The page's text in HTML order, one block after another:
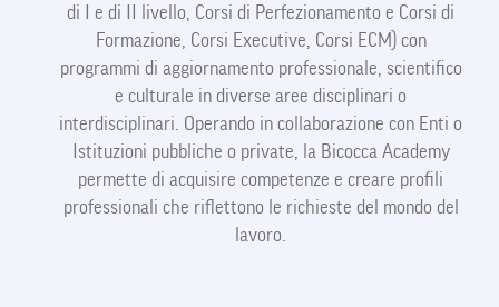
di I e di II livello, Corsi di Perfezionamento e Corsi di
Formazione, Corsi Executive, Corsi ECM) con
programmi di aggiornamento professionale, scientifico
e culturale in diverse aree disciplinari o
interdisciplinari. Operando in collaborazione con Enti o
Istituzioni pubbliche o private, la Bicocca Academy
permette di acquisire competenze e creare profili
professionali che riflettono le richieste del mondo del
lavoro.